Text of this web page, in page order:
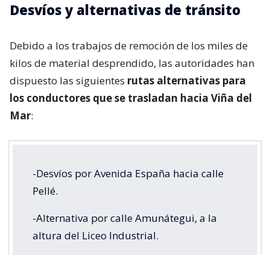
Desvíos y alternativas de tránsito
Debido a los trabajos de remoción de los miles de
kilos de material desprendido, las autoridades han
dispuesto las siguientes rutas alternativas para
los conductores que se trasladan hacia Viña del
Mar:
-Desvíos por Avenida España hacia calle
Pellé.
-Alternativa por calle Amunátegui, a la
altura del Liceo Industrial.